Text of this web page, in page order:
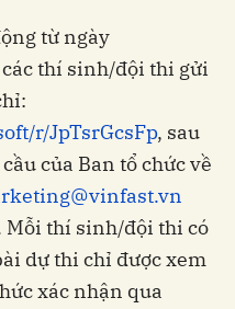
từ ngày
thí sinh/đội thi gửi
r/JpTsrGcsFp, sau
của Ban tổ chức về
Mỗi thí sinh/đội thi có
dự thi chỉ được xem
xác nhận qua